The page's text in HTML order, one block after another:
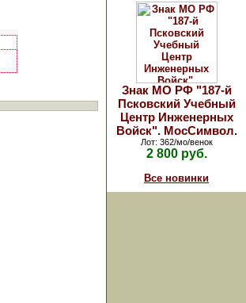
Знак МО РФ "187-й
Псковский Учебный
Центр Инженерных
Войск". МосСимвол.
Лот: 362/мо/венок
2 800 руб.
Все новинки